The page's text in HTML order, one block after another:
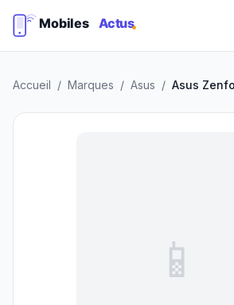
Accueil / Marques / Asus / Asus
📱